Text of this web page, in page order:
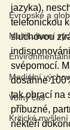
Evropské a
Multikulturní
Mediální
Volný čas
Kritické myšlení
jazyka),
telefonickou
sluchovou
svépomocí.
dosáhne
tak obrací na
příbuzné,
někteří